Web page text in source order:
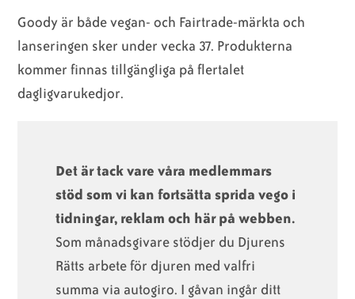
Goody är både vegan- och Fairtrade-märkta och
lanseringen sker under vecka 37. Produkterna
kommer finnas tillgängliga på flertalet
dagligvarukedjor.
Det är tack vare våra medlemmars
stöd som vi kan fortsätta sprida vego i
tidningar, reklam och här på webben.
Som månadsgivare stödjer du Djurens
Rätts arbete för djuren med valfri
summa via autogiro. I gåvan ingår ditt